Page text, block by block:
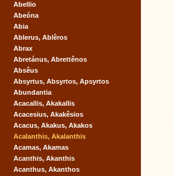
Abellio
Abeóna
Abia
Ablerus, Ablêros
Abrax
Abretánus, Abrettênos
Absêus
Absyrtus, Absyrtos, Apsyrtos
Abundantia
Acacallis, Akakallis
Acacesius, Akakêsios
Acacus, Akakus, Akakos
Acalanthis, Akalanthis
Acamas, Akamas
Acanthis, Akanthis
Acanthus, Akanthos